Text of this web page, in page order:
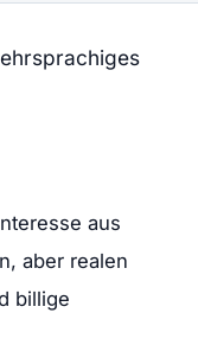
aus
aber realen
billige